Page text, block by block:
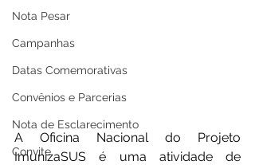
Nota Pesar
Campanhas
Datas Comemorativas
Convênios e Parcerias
Nota de Esclarecimento
Convite
A Oficina Nacional do Projeto
ImunizaSUS é uma atividade de